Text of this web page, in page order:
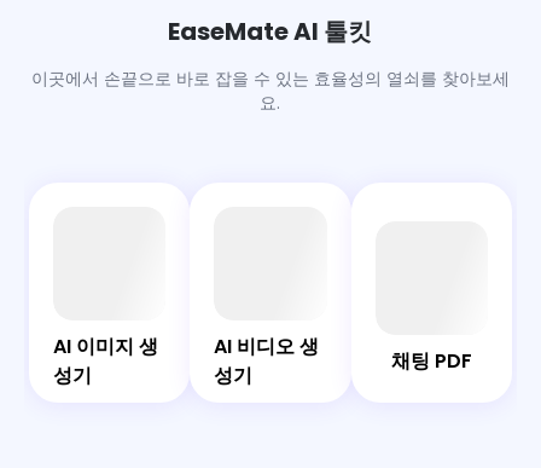
동 편집 없이 일관된 비디오를 얻을 수 있습니다.
EaseMate AI 툴킷
이곳에서 손끝으로 바로 잡을 수 있는 효율성의 열쇠를 찾아보세
요.
AI 이미지 생
성기
AI 비디오 생
성기
채팅 PDF
생성
기
생성
AI 확